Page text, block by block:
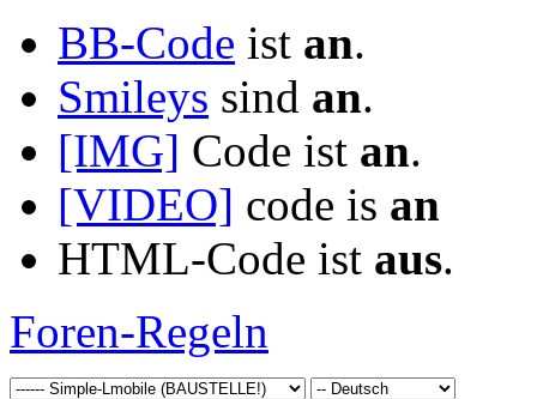
BB-Code ist an.
Smileys sind an.
[IMG] Code ist an.
[VIDEO] code is an
HTML-Code ist aus.
Foren-Regeln